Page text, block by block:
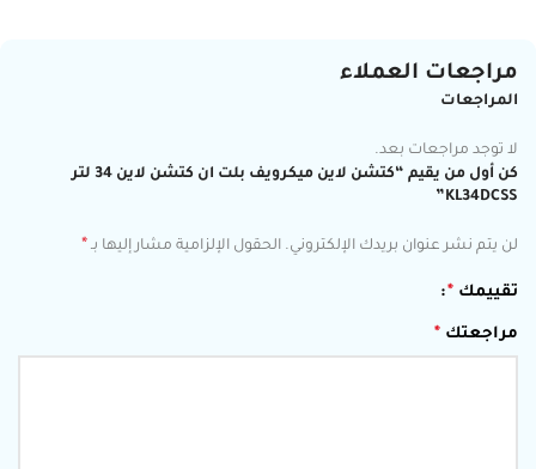
مراجعات العملاء
المراجعات
لا توجد مراجعات بعد.
كن أول من يقيم “كتشن لاين ميكرويف بلت ان كتشن لاين 34 لتر
KL34DCSS”
لن يتم نشر عنوان بريدك الإلكتروني. الحقول الإلزامية مشار إليها بـ *
تقييمك *
مراجعتك *